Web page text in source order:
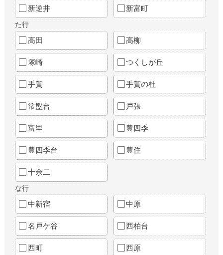
新逆井 新富町
た行
高田 高柳
塚崎 つくしが丘
手賀 手賀の杜
常盤台 戸張
富里 豊四季
豊四季台 豊住
十余二
な行
中新宿 中原
名戸ケ谷 西柏台
西町 西原